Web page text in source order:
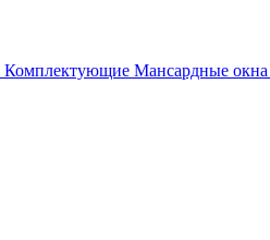
Комплектующие Мансардные окна